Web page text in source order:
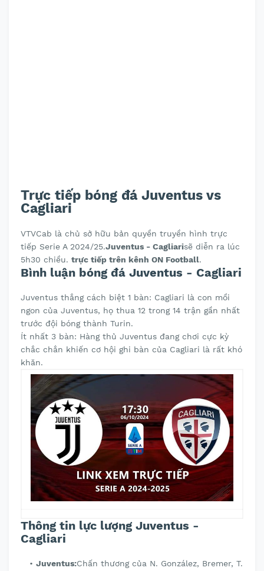
Trực tiếp bóng đá Juventus vs
Cagliari
VTVCab là chủ sở hữu bản quyền truyền hình trực
tiếp Serie A 2024/25.Juventus - Cagliarisẽ diễn ra lúc
5h30 chiều. trực tiếp trên kênh ON Football.
Bình luận bóng đá Juventus - Cagliari
Juventus thắng cách biệt 1 bàn: Cagliari là con mồi
ngon của Juventus, họ thua 12 trong 14 trận gần nhất
trước đội bóng thành Turin.
Ít nhất 3 bàn: Hàng thủ Juventus đang chơi cực kỳ
chắc chắn khiến cơ hội ghi bàn của Cagliari là rất khó
khăn.
Thông tin lực lượng Juventus -
Cagliari
Juventus:Chấn thương của N. González, Bremer, T.